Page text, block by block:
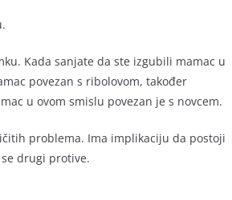
Kada sanjate da ste izgubili mamac u
povezan s ribolovom, također
u ovom smislu povezan je s novcem.
problema. Ima implikaciju da postoji
drugi protive.